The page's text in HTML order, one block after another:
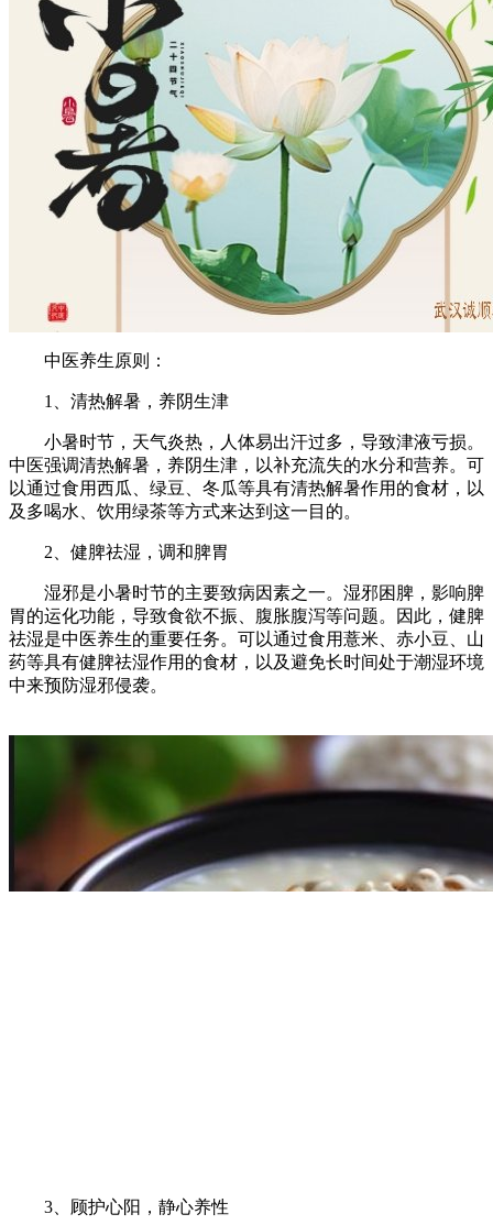
中医养生原则：
1、清热解暑，养阴生津
小暑时节，天气炎热，人体易出汗过多，导致津液亏损。
中医强调清热解暑，养阴生津，以补充流失的水分和营养。可
以通过食用西瓜、绿豆、冬瓜等具有清热解暑作用的食材，以
及多喝水、饮用绿茶等方式来达到这一目的。
2、健脾祛湿，调和脾胃
湿邪是小暑时节的主要致病因素之一。湿邪困脾，影响脾
胃的运化功能，导致食欲不振、腹胀腹泻等问题。因此，健脾
祛湿是中医养生的重要任务。可以通过食用薏米、赤小豆、山
药等具有健脾祛湿作用的食材，以及避免长时间处于潮湿环境
中来预防湿邪侵袭。
3、顾护心阳，静心养性